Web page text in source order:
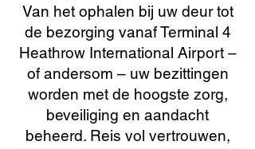
Van het ophalen bij uw deur tot
de bezorging vanaf Terminal 4
Heathrow International Airport –
of andersom – uw bezittingen
worden met de hoogste zorg,
beveiliging en aandacht
beheerd. Reis vol vertrouwen,